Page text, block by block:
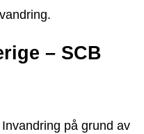
– SCB
på grund av